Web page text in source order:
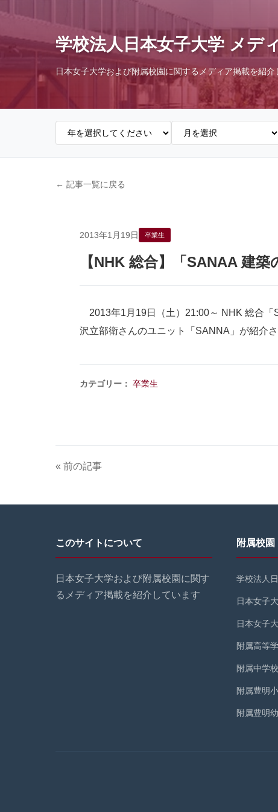
学校法人日本女子大学 メデ
日本女子大学および附属校園に関するメディア掲載を紹介
← 記事一覧に戻る
2013年1月19日 卒業生
【NHK 総合】「SANAA 建
2013年1月19日（土）21:00～ NHK 総合「
沢立部衛さんのユニット「SANNA」が紹介さ
カテゴリー： 卒業生
« 前の記事
このサイトについて
日本女子大学および附属校園に関す
るメディア掲載を紹介しています
附属校園
学校法人
日本女子
日本女子
附属高等
附属中学校
附属豊明
附属豊明